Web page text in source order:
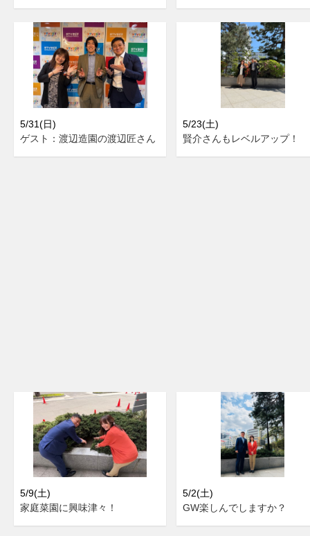
5/31(日)
ゲスト：渡辺造園の渡辺匠さん
5/23(土)
賢介さんもレベルアップ！
5/9(土)
家庭菜園に興味津々！
5/2(土)
GW楽しんでしますか？